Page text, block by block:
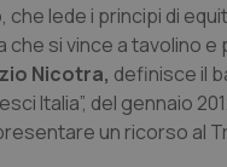
lede i principi di
si vince a tavolino
Nicotra, definisce il
Italia”, del gennaio
un ricorso al